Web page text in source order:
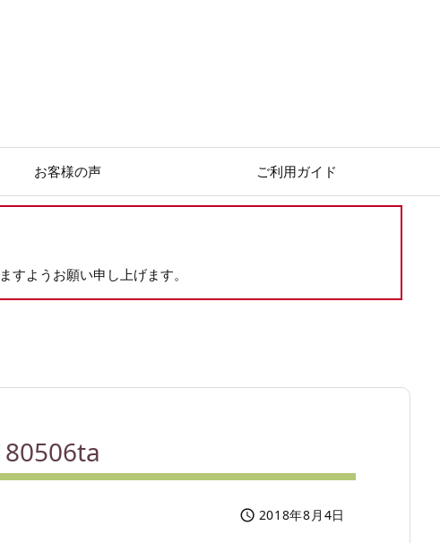
お客様の声 ご利用ガイド
ようお願い申し上げます。
 2018年8月4日